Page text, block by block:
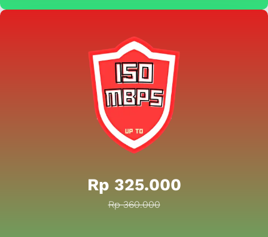
Rp 325.000
Rp 360.000